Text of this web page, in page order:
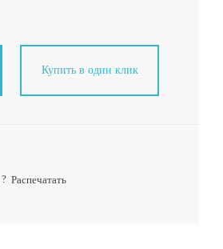
Купить в один клик
? Распечатать